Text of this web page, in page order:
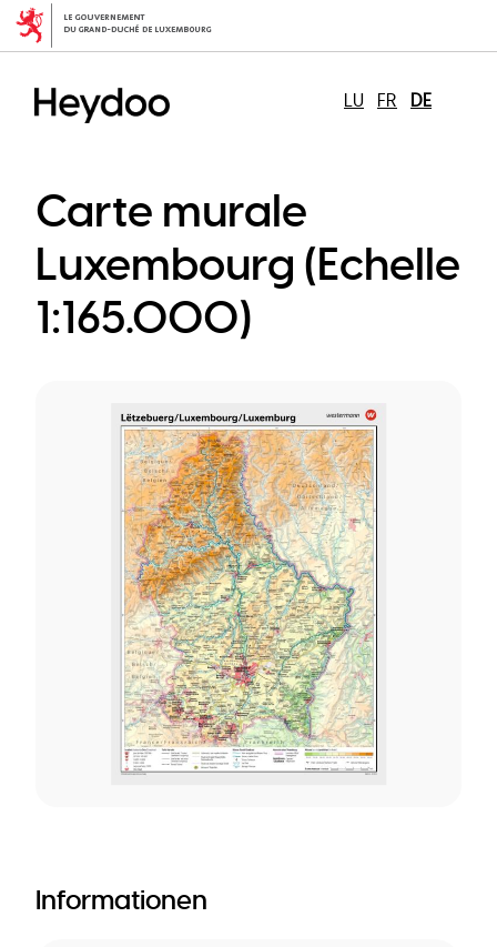
Direkt
zum
LU
FR DE
Carte murale
Luxembourg (Echelle
1:165.000)
Informationen